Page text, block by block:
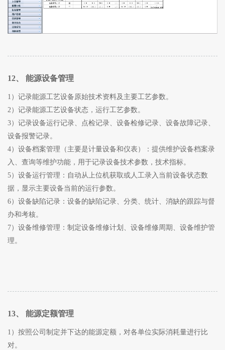
12、 能源设备管理
1）记录能源工艺设备原始技术资料及主要工艺参数。
2）记录能源工艺设备状态，运行工艺参数。
3）记录设备运行记录、点检记录、设备检修记录、设备故障记录、
设备报警记录。
4）设备档案管理（主要是计量设备和仪表）：提供维护设备档案录
入、查询等维护功能，用于记录设备技术参数，技术指标。
5）设备运行管理：自动从上位机获取或人工录入当前设备状态数
据，显示主要设备当前的运行参数。
6）设备缺陷记录：设备的缺陷记录、分类、统计、消缺的跟踪与督
办和考核。
7）设备维修管理：制定设备维修计划、设备维修周期、设备维护管
理。
13、 能源定额管理
1）按照公司制定并下达的能源定额，对各单位实际消耗量进行比
对。